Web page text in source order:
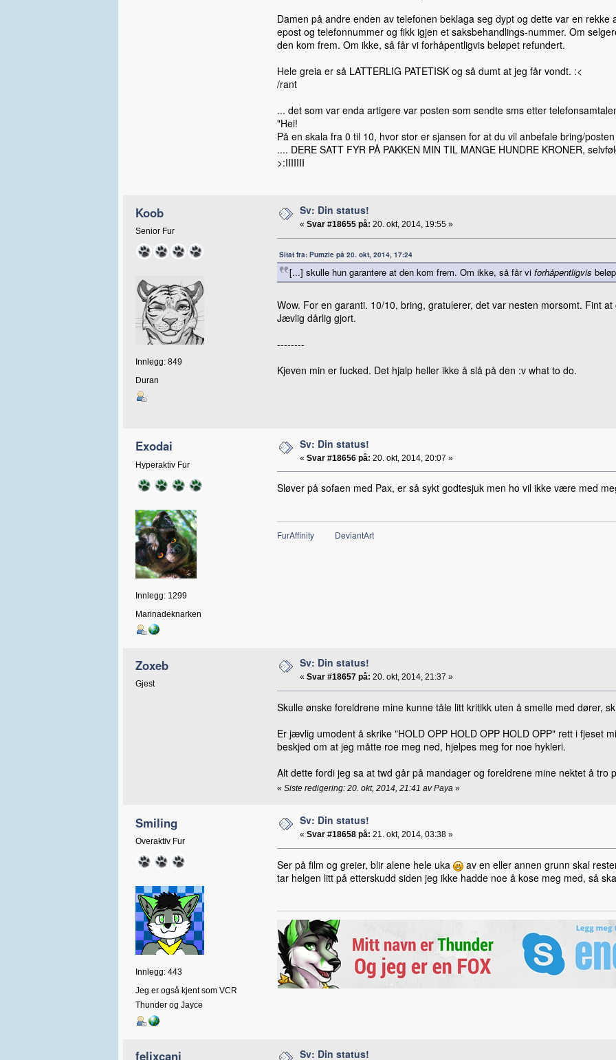
Damen på andre enden av telefonen beklaga seg dypt og dette var en
epost og telefonnummer og fikk igjen et saksbehandlings-nummer. Om
den kom frem. Om ikke, så får vi forhåpentligvis beløpet refundert.
Hele greia er så LATTERLIG PATETISK og så dumt at jeg får vondt. :<
/rant
... det som var enda artigere var posten som sendte sms etter
"Hei!
På en skala fra 0 til 10, hvor stor er sjansen for at du vil anbefale bring/
.... DERE SATT FYR PÅ PAKKEN MIN TIL MANGE HUNDRE KRONER,
>:IIIIIII
Koob
Senior Fur
Innlegg: 849
Duran
Sv: Din status!
« Svar #18655 på: 20. okt, 2014, 19:55 »
Sitat fra: Pumzie på 20. okt, 2014, 17:24
[...] skulle hun garantere at den kom frem. Om ikke, så får viforhåpentligvis
Wow. For en garanti. 10/10, bring, gratulerer, det var nesten morsomt. Fint
Jævlig dårlig gjort.
--------
Kjeven min er fucked. Det hjalp heller ikke å slå på den :v what to do.
Exodai
Hyperaktiv Fur
Innlegg: 1299
Marinadeknarken
Sv: Din status!
« Svar #18656 på: 20. okt, 2014, 20:07 »
Sløver på sofaen med Pax, er så sykt godtesjuk men ho vil ikke være med
FurAffinity DeviantArt
Zoxeb
Gjest
Sv: Din status!
« Svar #18657 på: 20. okt, 2014, 21:37 »
Skulle ønske foreldrene mine kunne tåle litt kritikk uten å smelle med dører,
Er jævlig umodent å skrike "HOLD OPP HOLD OPP HOLD OPP" rett i fjeset
beskjed om at jeg måtte roe meg ned, hjelpes meg for noe hykleri.
Alt dette fordi jeg sa at twd går på mandager og foreldrene mine nektet å tro
« Siste redigering: 20. okt, 2014, 21:41 av Paya »
Smiling
Overaktiv Fur
Innlegg: 443
Jeg er også kjent som VCR
Thunder og Jayce
Sv: Din status!
« Svar #18658 på: 21. okt, 2014, 03:38 »
Ser på film og greier, blir alene hele uka av en eller annen grunn skal
tar helgen litt på etterskudd siden jeg ikke hadde noe å kose meg med, så
felixcani Sv: Din status!